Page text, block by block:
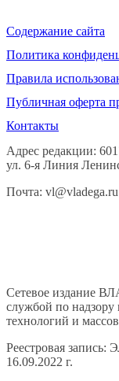
Содержание сайта
Политика
Правила
Публичная оферта
Контакты
Адрес редакции:
ул. 6-я Линия
Почта: vl@vladega.ru
Сетевое издание
службой по
технологий и
Реестровая
16.09.2022 г.